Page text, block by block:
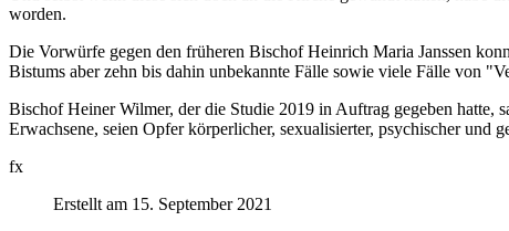
worden.
Die Vorwürfe gegen den früheren Bischof Heinrich Maria Janssen
Bistums aber zehn bis dahin unbekannte Fälle sowie viele Fälle von
Bischof Heiner Wilmer, der die Studie 2019 in Auftrag gegeben hatte,
Erwachsene, seien Opfer körperlicher, sexualisierter, psychischer
fx
Erstellt am 15. September 2021